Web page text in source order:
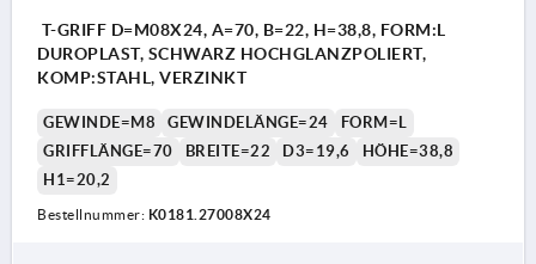
T-GRIFF D=M08X24, A=70, B=22, H=38,8, FORM:L
DUROPLAST, SCHWARZ HOCHGLANZPOLIERT,
KOMP:STAHL, VERZINKT
GEWINDE=M8 GEWINDELÄNGE=24
FORM=L
GRIFFLÄNGE=70
BREITE=22 D3=19,6
HÖHE=38,8
H1=20,2
Bestellnummer: K0181.27008X24